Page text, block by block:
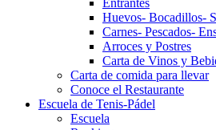
Entrantes
Huevos- Bocadillos-
Carnes- Pescados-
Arroces y Postres
Carta de Vinos y
Carta de comida para llevar
Conoce el Restaurante
Escuela de Tenis-Pádel
Escuela